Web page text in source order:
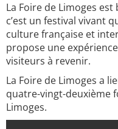
La Foire de Limoges
c’est un festival vivant
culture française et
propose une
visiteurs à revenir.
La Foire de Limoges a
quatre-vingt-deuxième
Limoges.